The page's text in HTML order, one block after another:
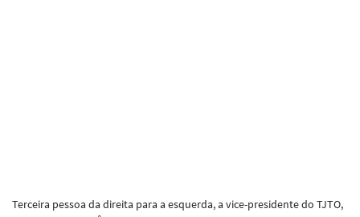
Terceira pessoa da direita para a esquerda, a vice-presidente do TJTO,